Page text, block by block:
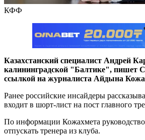
КФФ
Казахстанский специалист Андрей
калининградской "Балтике", пишет
ссылкой на журналиста Айдына
Ранее российские инсайдеры
входит в шорт-лист на пост главного
По информации Кожахмета
отпускать тренера из клуба.